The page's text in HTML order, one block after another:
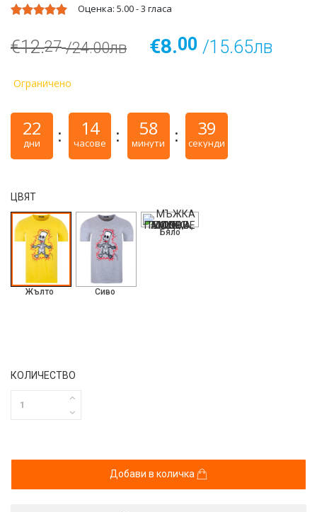
Оценка: 5.00-3 гласа
€12.27 /24.00лв €8.00 /15.65лв
Ограничено
22
дни
14
часове
58
минути
38
секунди
ЦВЯТ
Жълто Сиво
Бяло
КОЛИЧЕСТВО
Добави в количка